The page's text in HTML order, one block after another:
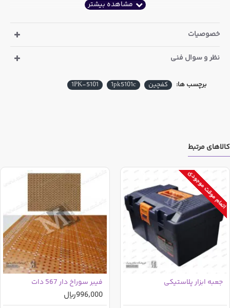
خصوصیات
نظر و سوال فنی
برچسب ها: کفچین 1pk5101c
1PK-5101
کالاهای مرتبط
اتمام موقت موجودی
جعبه ابزار پلاستیکی فیبر سوراخ دار 567 دات
996,000ریال